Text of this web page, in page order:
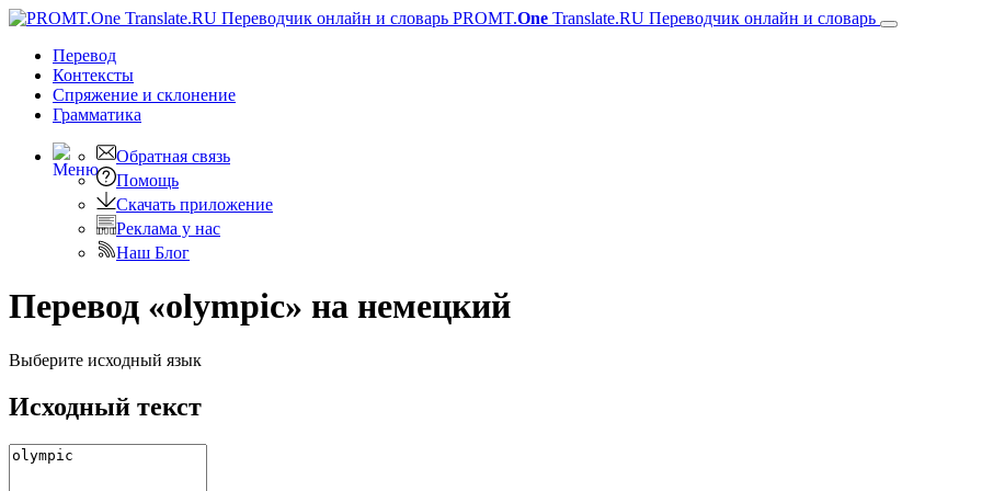
PROMT.One Translate.RU Переводчик онлайн и словарь
Перевод
Контексты
Спряжение и склонение
Грамматика
Обратная связь
Помощь
Скачать приложение
Реклама у нас
Наш Блог
Перевод «olympic» на немецкий
Выберите исходный язык
Исходный текст